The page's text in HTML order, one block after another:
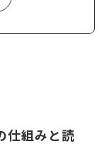
仕組みと読